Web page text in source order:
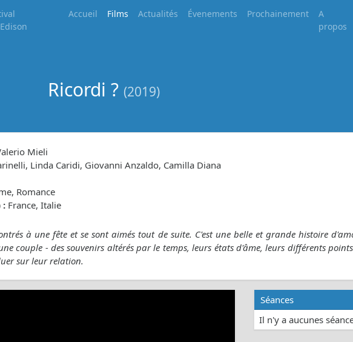
Accueil Films Actualités Évenements Prochainement
A
propos
Ricordi ? (2019)
Mieli
Linda Caridi, Giovanni Anzaldo, Camilla Diana
Romance
: France, Italie
à une fête et se sont aimés tout de suite. C'est une belle et grande histoire
couple - des souvenirs altérés par le temps, leurs états d'âme, leurs différents
sur leur relation.
Séances
Il n'y a aucunes